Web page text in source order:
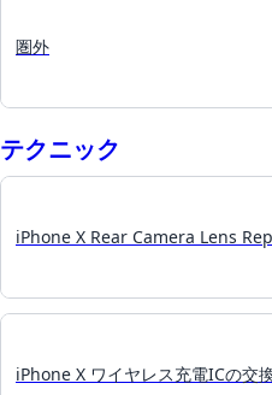
圏外
テクニック
iPhone X Rear Camera Lens
iPhone X ワイヤレス充電ICの交